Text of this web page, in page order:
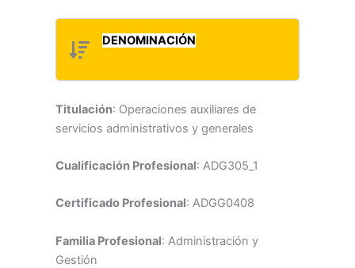
DENOMINACIÓN
Titulación: Operaciones auxiliares de
servicios administrativos y generales
Cualificación Profesional: ADG305_1
Certificado Profesional: ADGG0408
Familia Profesional: Administración y
Gestión